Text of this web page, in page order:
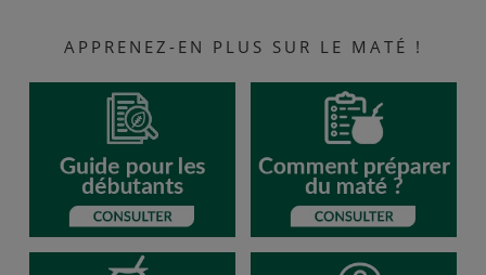
APPRENEZ-EN PLUS SUR LE MATÉ !